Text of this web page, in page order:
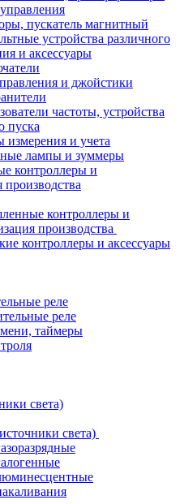
пускатель магнитный
устройства различного
и аксессуары
и джойстики
частоты, устройства
пуска
и учета
лампы и зуммеры
контроллеры и
производства
контроллеры и
производства
контроллеры и аксессуары
реле
реле
таймеры
света)
света)